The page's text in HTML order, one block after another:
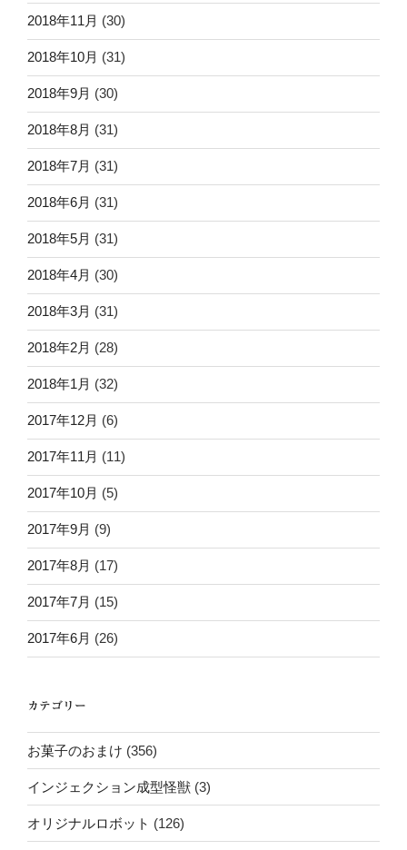
2018年11月 (30)
2018年10月 (31)
2018年9月 (30)
2018年8月 (31)
2018年7月 (31)
2018年6月 (31)
2018年5月 (31)
2018年4月 (30)
2018年3月 (31)
2018年2月 (28)
2018年1月 (32)
2017年12月 (6)
2017年11月 (11)
2017年10月 (5)
2017年9月 (9)
2017年8月 (17)
2017年7月 (15)
2017年6月 (26)
カテゴリー
お菓子のおまけ (356)
インジェクション成型怪獣 (3)
オリジナルロボット (126)